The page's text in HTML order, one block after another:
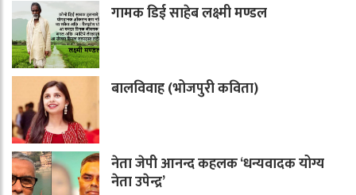
गामक डिई साहेब लक्ष्मी मण्डल
बालविवाह (भोजपुरी कविता)
नेता जेपी आनन्द कहलक ‘धन्यवादक योग्य
नेता उपेन्द्र’